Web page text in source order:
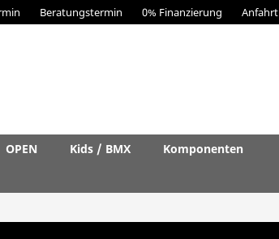
Beratungstermin 0% Finanzierung Anfahrt
OPEN Kids / BMX
Komponenten